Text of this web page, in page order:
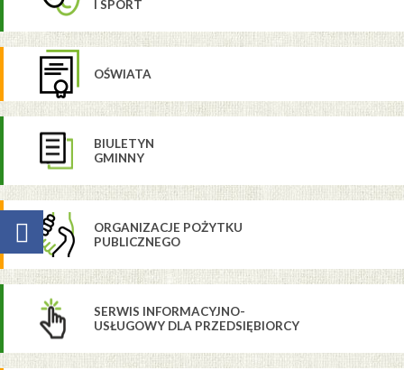
I SPORT
OŚWIATA
BIULETYN
GMINNY
ORGANIZACJE POŻYTKU
PUBLICZNEGO
SERWIS INFORMACYJNO-
USŁUGOWY DLA PRZEDSIĘBIORCY